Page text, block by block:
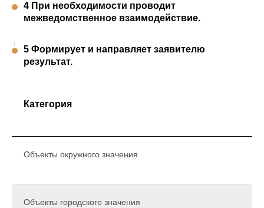
4 При необходимости проводит
межведомственное взаимодействие.
5 Формирует и направляет заявителю
результат.
Категория
Объекты окружного значения
Объекты городского значения